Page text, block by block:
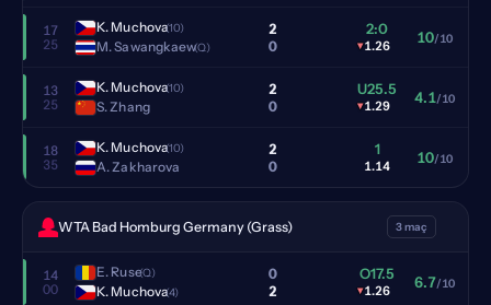
17
25
K. Muchova(10)
M. Sawangkaew(Q)
2
0
2:0
▾1.26 10/10
13
25
K. Muchova(10)
S. Zhang
2
0
U25.5
▾1.29 4.1/10
18
35
K. Muchova(10)
A. Zakharova
2
0
1
1.14 10/10
WTA Bad Homburg Germany (Grass) 3 maç
14
00
E. Ruse(Q)
K. Muchova(4)
0
2
O17.5
▾1.26 6.7/10